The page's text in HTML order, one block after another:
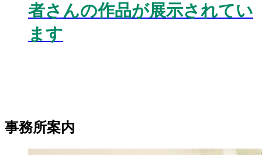
者さんの作品が展示されてい
ます
事務所案内